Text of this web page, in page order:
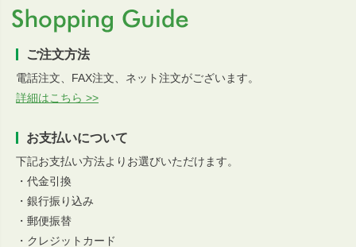
ご注文方法
電話注文、FAX注文、ネット注文がございます。
詳細はこちら >>
お支払いについて
下記お支払い方法よりお選びいただけます。
・代金引換
・銀行振り込み
・郵便振替
・クレジットカード